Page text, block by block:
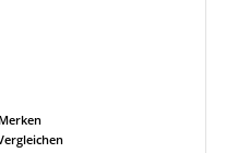
Merken